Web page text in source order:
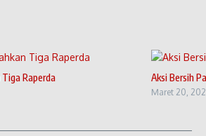
Tiga Raperda Aksi Bersih
Maret 20,